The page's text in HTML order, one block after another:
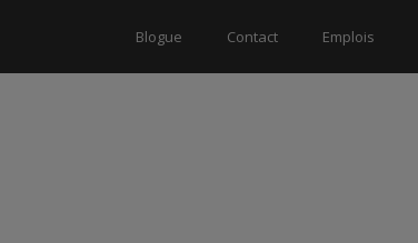
Blogue Contact Emplois